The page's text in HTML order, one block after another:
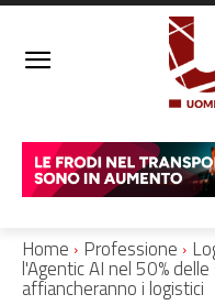
Home Professione
l'Agentic AI nel 50%
affiancheranno i logistici